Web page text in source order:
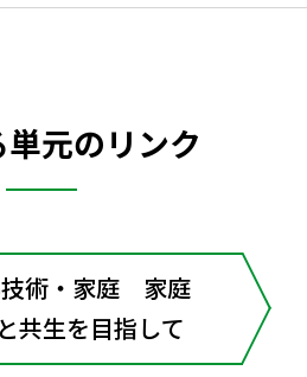
元のリンク
技術・家庭 家庭
生を目指して